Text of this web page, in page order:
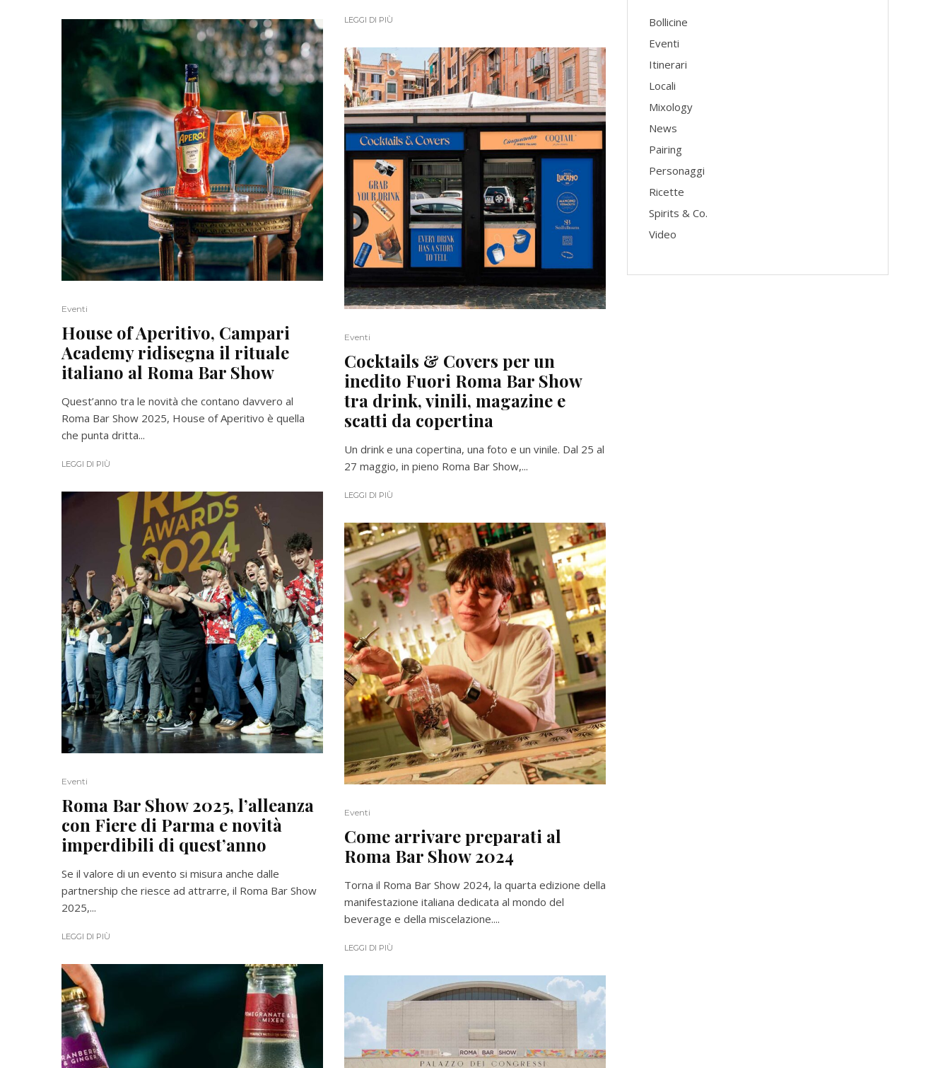
Eventi
House of Aperitivo, Campari
Academy ridisegna il rituale
italiano al Roma Bar Show
Quest’anno tra le novità che contano davvero al
Roma Bar Show 2025, House of Aperitivo è quella
che punta dritta...
LEGGI DI PIÙ
Eventi
Roma Bar Show 2025, l’alleanza
con Fiere di Parma e novità
imperdibili di quest’anno
Se il valore di un evento si misura anche dalle
partnership che riesce ad attrarre, il Roma Bar Show
2025,...
LEGGI DI PIÙ
LEGGI DI PIÙ
Eventi
Cocktails & Covers per un
inedito Fuori Roma Bar Show
tra drink, vinili, magazine e
scatti da copertina
Un drink e una copertina, una foto e un vinile. Dal 25 al
27 maggio, in pieno Roma Bar Show,...
LEGGI DI PIÙ
Eventi
Come arrivare preparati al
Roma Bar Show 2024
Torna il Roma Bar Show 2024, la quarta edizione della
manifestazione italiana dedicata al mondo del
beverage e della miscelazione....
LEGGI DI PIÙ
Bollicine
Eventi
Itinerari
Locali
Mixology
News
Pairing
Personaggi
Ricette
Spirits & Co.
Video